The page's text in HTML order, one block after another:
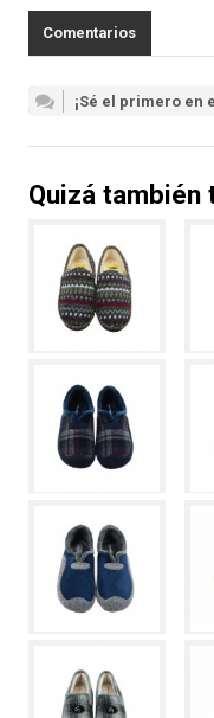
Comentarios
¡Sé el primero en
Quizá también